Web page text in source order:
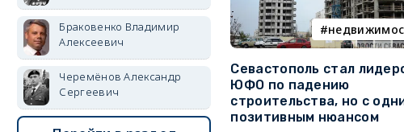
Севастополь стал
ЮФО по падению
строительства, но с
позитивным нюансом
Браковенко Владимир
Алексеевич
Черемёнов Александр
Сергеевич